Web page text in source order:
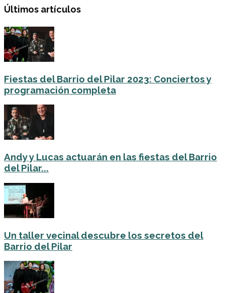
Últimos artículos
Fiestas del Barrio del Pilar 2023: Conciertos y
programación completa
Andy y Lucas actuarán en las fiestas del Barrio
del Pilar...
Un taller vecinal descubre los secretos del
Barrio del Pilar